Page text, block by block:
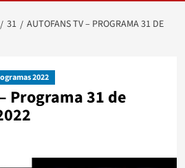
31
AUTOFANS TV – PROGRAMA 31 DE
2022
Programa 31 de